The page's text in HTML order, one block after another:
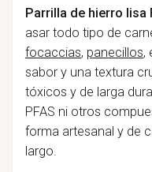
Parrilla de hierro lisa
asar todo tipo de
focaccias, panecillos,
sabor y una textura
tóxicos y de larga
PFAS ni otros
forma artesanal y de
largo.